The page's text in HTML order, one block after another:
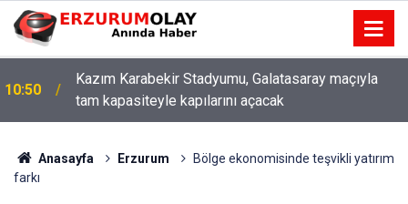
10:50
Kazım Karabekir Stadyumu, Galatasaray maçıyla
tam kapasiteyle kapılarını açacak
Anasayfa Erzurum
Bölge ekonomisinde teşvikli yatırım
farkı